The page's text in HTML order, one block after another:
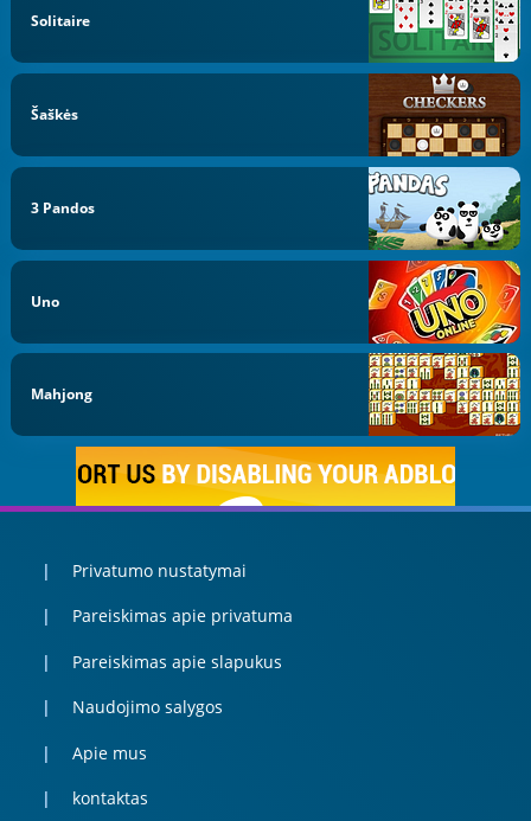
Solitaire
Šaškės
3 Pandos
Uno
Mahjong
Privatumo nustatymai
Pareiskimas apie privatuma
Pareiskimas apie slapukus
Naudojimo salygos
Apie mus
kontaktas